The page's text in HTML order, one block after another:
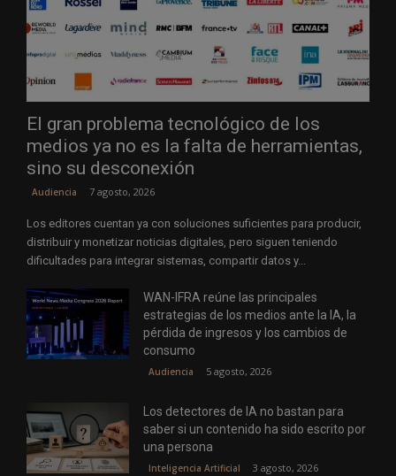
El gran problema tecnológico de los
medios ya no es la falta de herramientas,
sino su desconexión
Audiencia 7 agosto, 2026
Los editores cuentan ya con soluciones suficientes para producir,
distribuir y monetizar noticias digitales, pero siguen teniendo
dificultades para integrar sistemas, compartir datos y...
WAN-IFRA reúne las principales
estrategias de los medios ante la IA, la
pérdida de ingresos y los cambios de
consumo
Audiencia 5 agosto, 2026
Los detectores de IA no bastan para
saber si un contenido ha sido escrito por
una persona
Inteligencia Artificial 3 agosto, 2026